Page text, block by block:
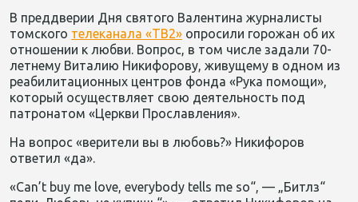
В преддверии Дня святого Валентина журналисты
томского телеканала «ТВ2» опросили горожан об их
отношении к любви. Вопрос, в том числе задали 70-
летнему Виталию Никифорову, живущему в одном из
реабилитационных центров фонда «Рука помощи»,
который осуществляет свою деятельность под
патронатом «Церкви Прославления».
На вопрос «верители вы в любовь?» Никифоров
ответил «да».
«Can’t buy me love, everybody tells me so“, — „Битлз“